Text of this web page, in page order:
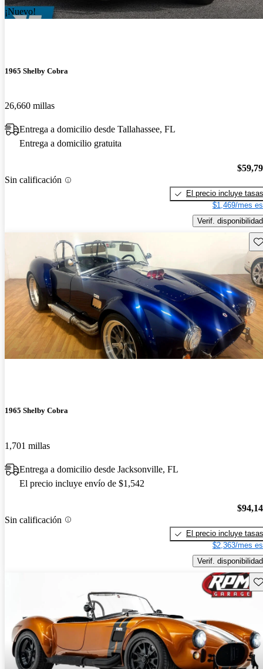
¡Nuevo!
1965 Shelby Cobra
26,660 millas
Entrega a domicilio desde Tallahassee, FL
Entrega a domicilio gratuita
Sin calificación
El precio incluye tasas
$1,469/mes
Verif. disponibilidad
1965 Shelby Cobra
1,701 millas
Entrega a domicilio desde Jacksonville, FL
El precio incluye envío de $1,542
Sin calificación
El precio incluye tasas
$2,363/mes
Verif. disponibilidad